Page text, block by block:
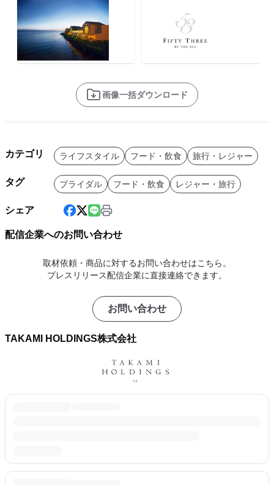
画像一括ダウンロード
カテゴリ ライフスタイル フード・飲食 旅行・レジャー
タグ ブライダル フード・飲食 レジャー・旅行
シェア
配信企業へのお問い合わせ
取材依頼・商品に対するお問い合わせはこちら。
プレスリリース配信企業に直接連絡できます。
お問い合わせ
TAKAMI HOLDINGS株式会社